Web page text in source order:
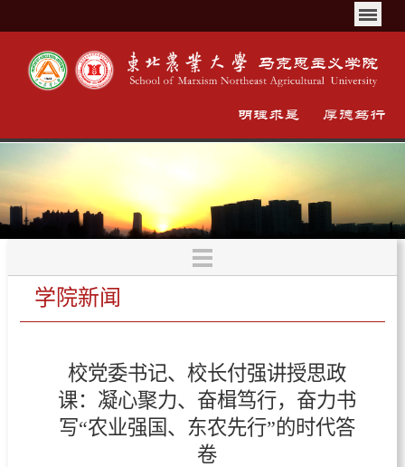
学院新闻
校党委书记、校长付强讲授思政
课：凝心聚力、奋楫笃行，奋力书
写“农业强国、东农先行”的时代答
卷